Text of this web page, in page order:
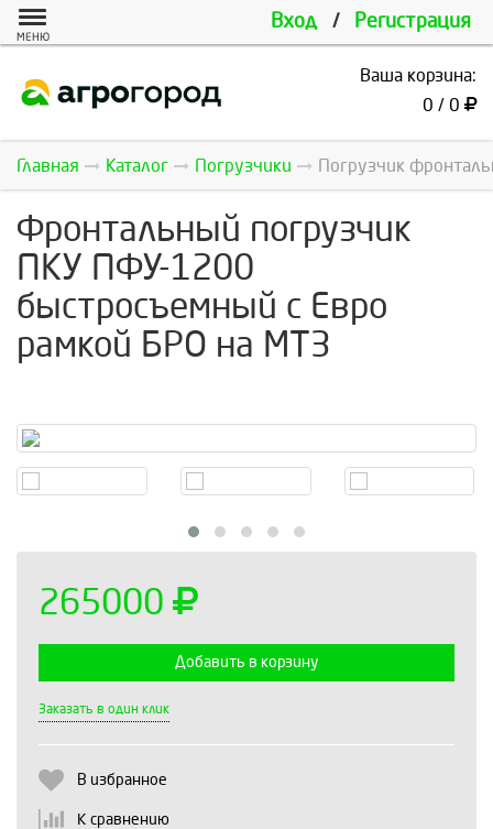
Вход / Регистрация
МЕНЮ
Ваша корзина:
0 / 0
Главная Каталог Погрузчики Погрузчик
Фронтальный погрузчик
ПКУ ПФУ-1200
быстросъемный с Евро
рамкой БРО на МТЗ
265000
Добавить в корзину
Заказать в один клик
В избранное
К сравнению